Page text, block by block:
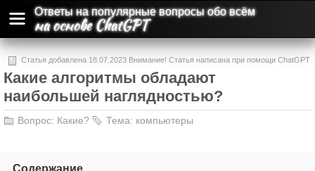
Ответы на популярные вопросы обо всём
на основе ChatGPT
Статья добавлена 18.07.2023 Внимание! Статья написана при помощи ChatGPT
и может содержать ошибки и неточности.
Какие алгоритмы обладают
наибольшей наглядностью?
Вопрос: Какие? Тема: компьютеры
Содержание